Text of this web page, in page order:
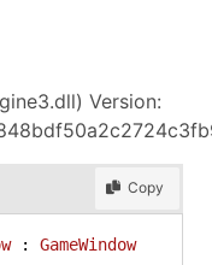
Version:
Copy
: GameWindow